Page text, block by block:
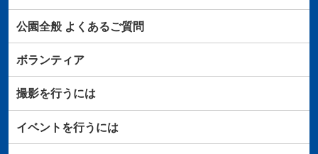
公園全般よくあるご質問
ボランティア
撮影を行うには
イベントを行うには